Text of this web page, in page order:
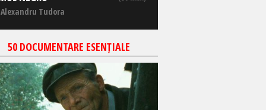
Tudora
50 DOCUMENTARE ESENȚIALE